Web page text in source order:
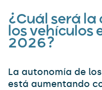
¿Cuál será
los vehículos
2026?
La autonomía de
está aumentando